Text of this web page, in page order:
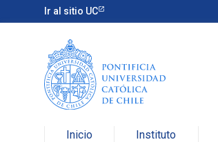
Ir al sitio UC
Inicio Instituto